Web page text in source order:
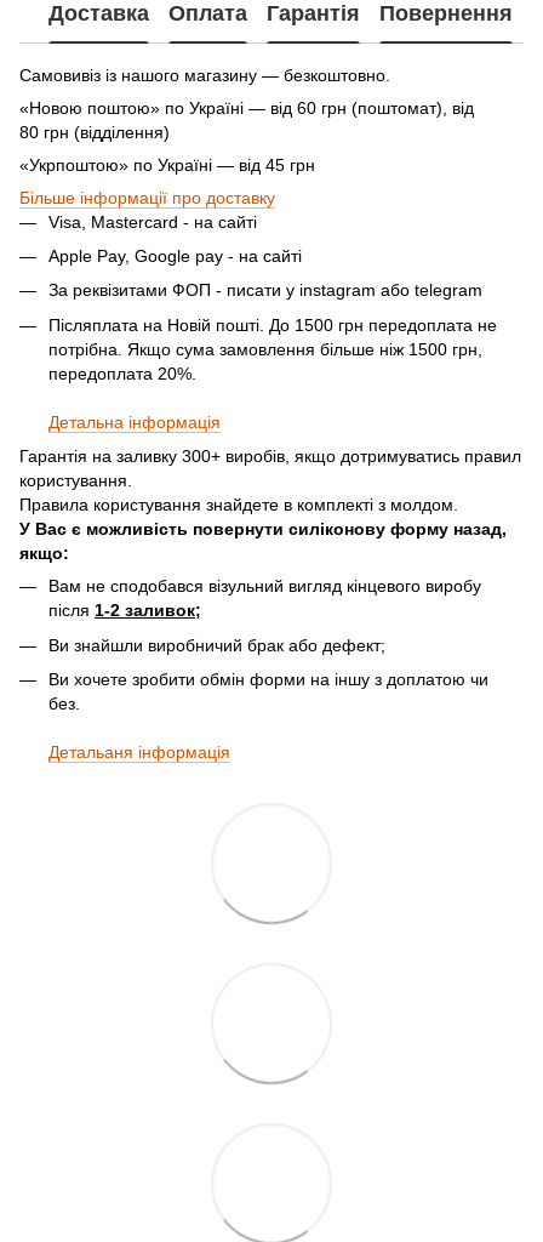
Доставка Оплата Гарантія Повернення
Самовивіз із нашого магазину — безкоштовно.
«Новою поштою» по Україні — від 60 грн (поштомат), від
80 грн (відділення)
«Укрпоштою» по Україні — від 45 грн
Більше інформації про доставку
Visa, Mastercard - на сайті
Apple Pay, Google pay - на сайті
За реквізитами ФОП - писати у instagram або telegram
Післяплата на Новій пошті. До 1500 грн передоплата не
потрібна. Якщо сума замовлення більше ніж 1500 грн,
передоплата 20%
Детальна інформація
Гарантія на заливку 300+ виробів, якщо дотримуватись правил
користування.
Правила користування знайдете в комплекті з молдом.
У Вас є можливість повернути силіконову форму назад,
якщо:
Вам не сподобався візульний вигляд кінцевого виробу
після 1-2 заливок;
Ви знайшли виробничий брак або дефект;
Ви хочете зробити обмін форми на іншу з доплатою чи
без.
Детальаня інформація